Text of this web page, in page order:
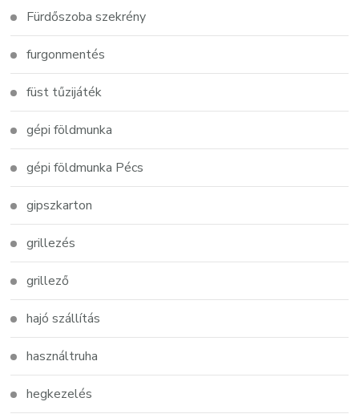
Fürdőszoba szekrény
furgonmentés
füst tűzijáték
gépi földmunka
gépi földmunka Pécs
gipszkarton
grillezés
grillező
hajó szállítás
használtruha
hegkezelés